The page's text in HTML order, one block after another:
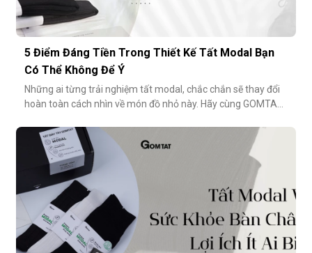
5 Điểm Đáng Tiền Trong Thiết Kế Tất Modal Bạn
Có Thể Không Để Ý
Những ai từng trải nghiệm tất modal, chắc chắn sẽ thay đổi
hoàn toàn cách nhìn về món đồ nhỏ này. Hãy cùng GOMTAT
modal cao cấp – những điều có thể bạn chưa từng để ý
nhưng lại ảnh hưởng rất nhiều đến trải nghiệm hằng
ngày.Chất liệu sợi modalĐiểm